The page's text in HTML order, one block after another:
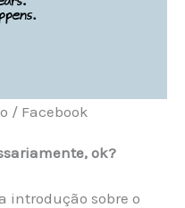
/ Facebook
ok?
introdução sobre o